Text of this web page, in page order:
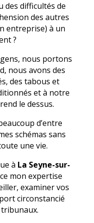
des difficultés de
des autres
entreprise) à un
?
nous portons
nous avons des
des tabous et
et à notre
le dessus.
d’entre
schémas sans
une vie.
à La Seyne-sur-
mon expertise
examiner vos
circonstancié